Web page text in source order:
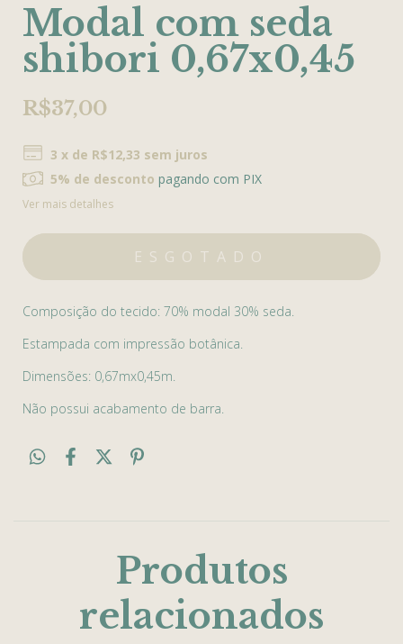
Modal com seda
shibori 0,67x0,45
R$37,00
3 x de R$12,33 sem juros
5% de desconto pagando com PIX
Ver mais detalhes
Composição do tecido: 70% modal 30% seda.
Estampada com impressão botânica.
Dimensões: 0,67mx0,45m.
Não possui acabamento de barra.
Produtos
relacionados